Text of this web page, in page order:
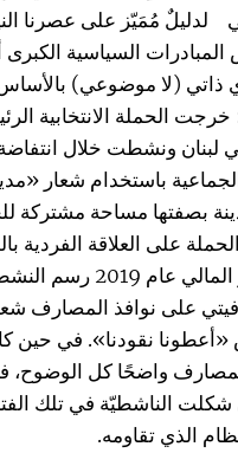
لدليلٌ مُمَيّز على عصرنا
السياسية الكبرى
ذاتي (لا موضوعي)
خرجت الحملة الانتخابية
باستخدام شعار
بصفتها مساحة مشتركة
على العلاقة الفردية
أعقاب الانهيار
على نوافذ المصارف
نقودنا». في حين
واضحًا كل الوضوح،
شكلت الناشطيّة في تلك
الذي تقاومه.